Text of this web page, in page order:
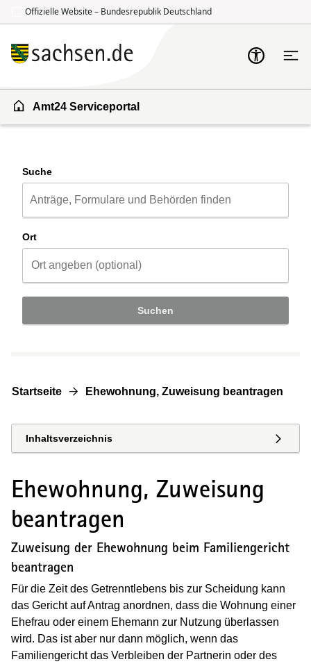
Offizielle Website – Bundesrepublik Deutschland
Amt24 Serviceportal
Suche
Ort
Suchen
Startseite Ehewohnung, Zuweisung beantragen
Inhaltsverzeichnis
Ehewohnung, Zuweisung
beantragen
Zuweisung der Ehewohnung beim Familiengericht
beantragen
Für die Zeit des Getrenntlebens bis zur Scheidung kann
das Gericht auf Antrag anordnen, dass die Wohnung einer
Ehefrau oder einem Ehemann zur Nutzung überlassen
wird. Das ist aber nur dann möglich, wenn das
Familiengericht das Verbleiben der Partnerin oder des